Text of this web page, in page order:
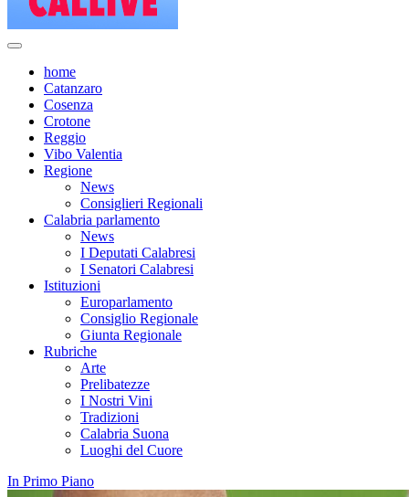
home
Catanzaro
Cosenza
Crotone
Reggio
Vibo Valentia
Regione
News
Consiglieri Regionali
Calabria parlamento
News
I Deputati Calabresi
I Senatori Calabresi
Istituzioni
Europarlamento
Consiglio Regionale
Giunta Regionale
Rubriche
Arte
Prelibatezze
I Nostri Vini
Tradizioni
Calabria Suona
Luoghi del Cuore
In Primo Piano